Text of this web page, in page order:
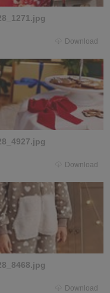
Download
Download
Download